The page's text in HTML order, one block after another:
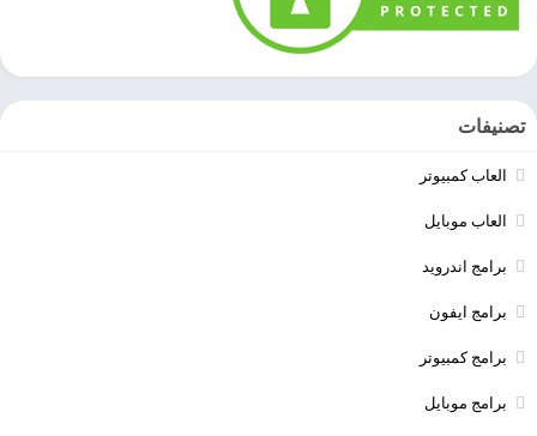
تصنيفات
العاب كمبيوتر
العاب موبايل
برامج اندرويد
برامج ايفون
برامج كمبيوتر
برامج موبايل